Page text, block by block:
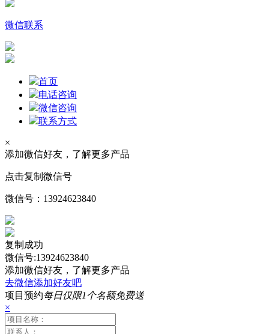
微信联系
首页
电话咨询
微信咨询
联系方式
×
添加微信好友，了解更多产品
点击复制微信号
微信号： 13924623840
复制成功
微信号:13924623840
添加微信好友，了解更多产品
去微信添加好友吧
项目预约每日仅限1个名额免费送
×